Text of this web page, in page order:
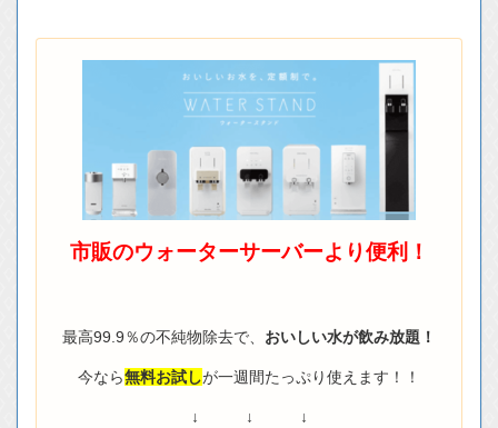
市販のウォーターサーバーより便利！
最高99.9％の不純物除去で、 おいしい水が飲み放題！
今なら無料お試しが一週間たっぷり使えます！！
↓ ↓ ↓